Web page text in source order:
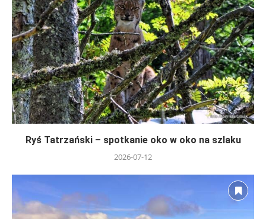
Ryś Tatrzański – spotkanie oko w oko na szlaku
2026-07-12